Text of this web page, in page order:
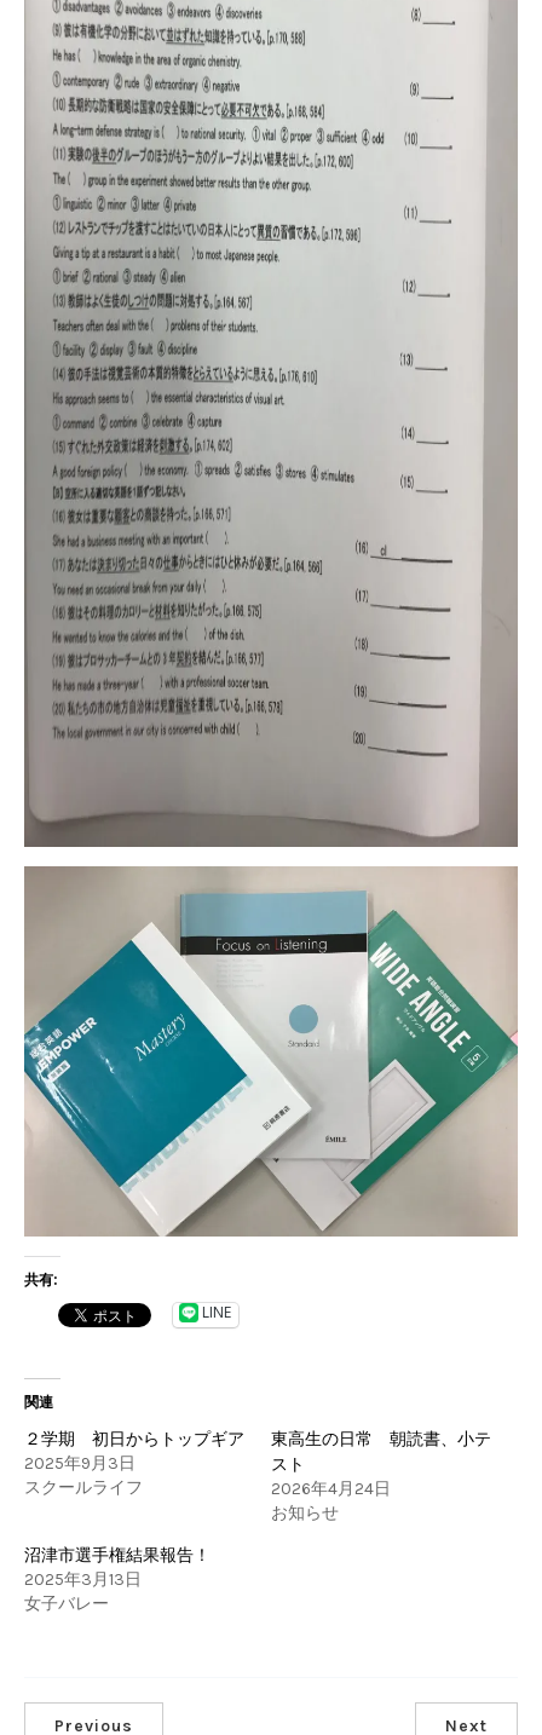
共有:
LINE
関連
２学期 初日からトップギア
2025年9月3日
スクールライフ
東高生の日常 朝読書、小テ
スト
2026年4月24日
お知らせ
沼津市選手権結果報告！
2025年3月13日
女子バレー
Previous Next